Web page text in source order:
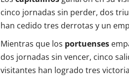
cinco jornadas sin perder, dos
han cedido tres derrotas y un
Mientras que los portuenses
dos jornadas sin vencer, cinco
visitantes han logrado tres